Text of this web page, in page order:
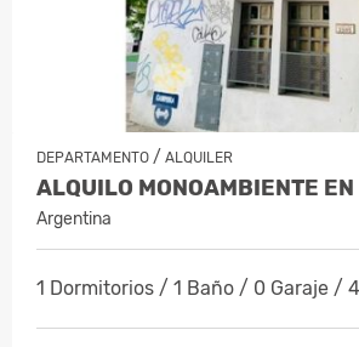
DEPARTAMENTO / ALQUILER
Argentina
1 Dormitorios / 1 Baño / 0 Garaje /